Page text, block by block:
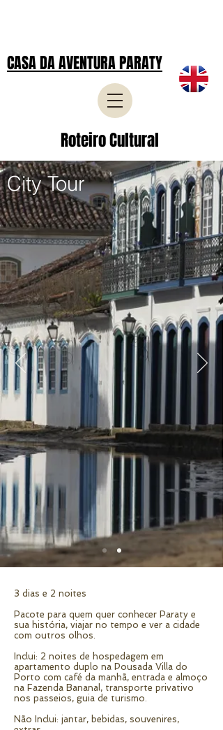
CASA DA AVENTURA PARATY
Roteiro Cultural
City Tour
3 dias e 2 noites
Pacote para quem quer conhecer Paraty e
sua história, viajar no tempo e ver a cidade
com outros olhos.
Inclui: 2 noites de hospedagem em
apartamento duplo na Pousada Villa do
Porto com café da manhã, entrada e almoço
na Fazenda Bananal, transporte privativo
nos passeios, guia de turismo.
Não Inclui: jantar, bebidas, souvenires,